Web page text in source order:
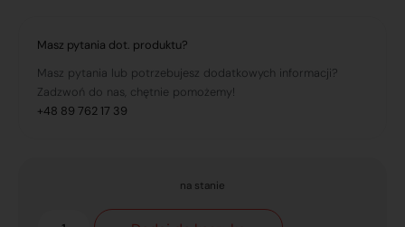
Masz pytania dot. produktu?
Masz pytania lub potrzebujesz dodatkowych informacji?
Zadzwoń do nas, chętnie pomożemy!
+48 89 762 17 39
na stanie